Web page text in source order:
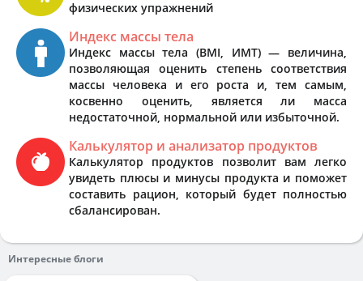
физических упражнений
Индекс массы тела
Индекс массы тела (BMI, ИМТ) — величина,
позволяющая оценить степень соответствия
массы человека и его роста и, тем самым,
косвенно оценить, является ли масса
недостаточной, нормальной или избыточной.
Калькулятор и анализатор продуктов
Калькулятор продуктов позволит вам легко
увидеть плюсы и минусы продукта и поможет
составить рацион, который будет полностью
сбалансирован.
Интересные блоги